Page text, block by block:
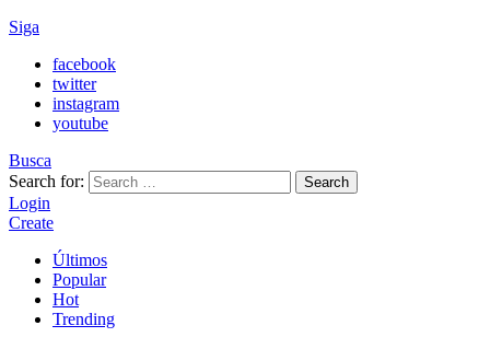
Siga
facebook
twitter
instagram
youtube
Busca
Search for:
Search
Login
Create
Últimos
Popular
Hot
Trending